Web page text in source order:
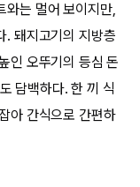
와는 멀어 보이지만,
. 돼지고기의 지방층
인 오뚜기의 등심 돈
담백하다. 한 끼 식
아 간식으로 간편하